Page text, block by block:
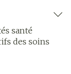
santé
des soins